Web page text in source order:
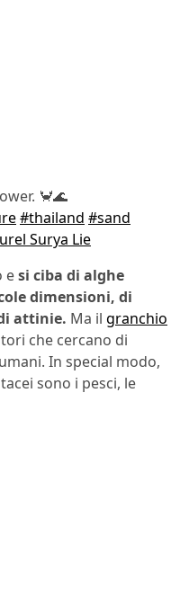
🦀🌊
#thailand #sand
Surya Lie
esi ciba di alghe
dimensioni, di
attinie. Ma il granchio
che cercano di
In special modo,
sono i pesci, le